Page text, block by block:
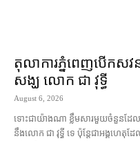
តុលាការ​ភ្នំពេញ​​បើកស
សង្ឃ លោក ជា វុទ្ធី
August 6, 2026
ទោះជា​យ៉ាងណា ខ្លឹមសារ​មួយចំនួន​ដែល​
នឹង​លោក ជា វុទ្ធី ទេ ប៉ុន្តែ​ជា​អង្គ​ហេ